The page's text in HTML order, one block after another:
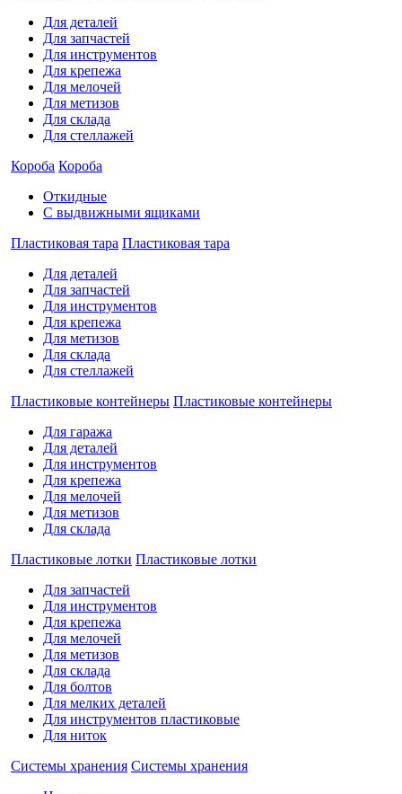
Для деталей
Для запчастей
Для инструментов
Для крепежа
Для мелочей
Для метизов
Для склада
Для стеллажей
Короба Короба
Откидные
С выдвижными ящиками
Пластиковая тара Пластиковая тара
Для деталей
Для запчастей
Для инструментов
Для крепежа
Для метизов
Для склада
Для стеллажей
Пластиковые контейнеры Пластиковые контейнеры
Для гаража
Для деталей
Для инструментов
Для крепежа
Для мелочей
Для метизов
Для склада
Пластиковые лотки Пластиковые лотки
Для запчастей
Для инструментов
Для крепежа
Для мелочей
Для метизов
Для склада
Для болтов
Для мелких деталей
Для инструментов пластиковые
Для ниток
Системы хранения Системы хранения